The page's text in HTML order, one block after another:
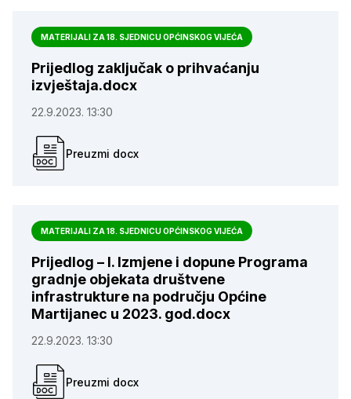
MATERIJALI ZA 18. SJEDNICU OPĆINSKOG VIJEĆA
Prijedlog zaključak o prihvaćanju
izvještaja.docx
22.9.2023. 13:30
Preuzmi docx
MATERIJALI ZA 18. SJEDNICU OPĆINSKOG VIJEĆA
Prijedlog – I. Izmjene i dopune Programa
gradnje objekata društvene
infrastrukture na području Općine
Martijanec u 2023. god.docx
22.9.2023. 13:30
Preuzmi docx